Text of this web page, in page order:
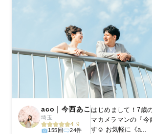
aco｜今西あこ
埼玉
4.9
155回 24件
はじめまして！7歳
マカメラマンの『今
す☺︎ お気軽に《a...